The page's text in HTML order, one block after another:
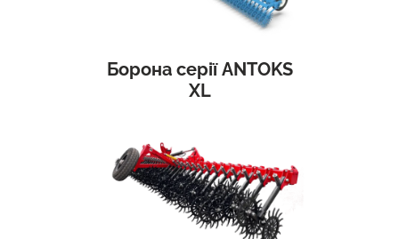
Борона серії ANTOKS
XL